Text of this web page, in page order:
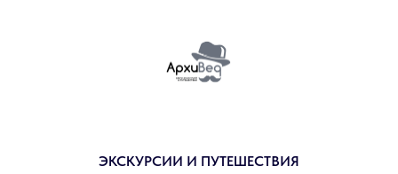
ЭКСКУРСИИ И ПУТЕШЕСТВИЯ